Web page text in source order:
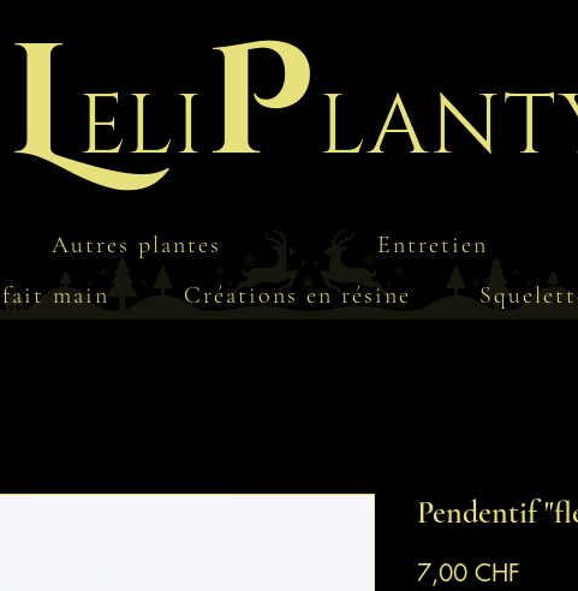
LeliP
main
Autres plantes Entretien
Créations en résine
Pendentif
7,00 CHF